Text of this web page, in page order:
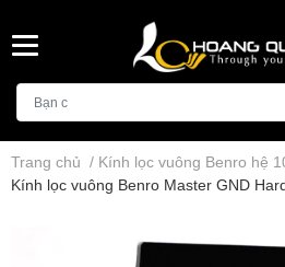
Trang chủ / Kính lọc vuông Benro hệ
Kính lọc vuông Benro Master GND